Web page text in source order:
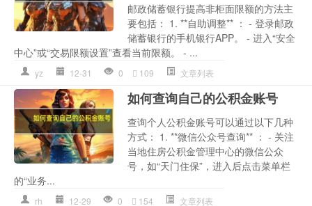
邮政储蓄银行提高非柜面限额的方法主
要包括： 1. **自助调整** ： - 登录邮政
储蓄银行的手机银行APP。 - 进入“安全
中心”或“交易限额设置”查看当前限额。 - ...
yz 12-31 0 109 文章列表
如何查询自己的公积金账号
查询个人公积金账号可以通过以下几种
方式： 1. **微信公众号查询** ： - 关注
当地住房公积金管理中心的微信公众
号，如“天门住保”，进入后点击菜单栏
的“业务...
rh 12-29 0 154 文章列表